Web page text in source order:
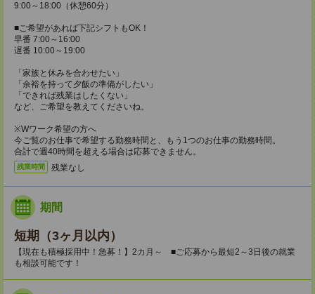
9:00～18:00（休憩60分）
■ご希望があれば下記シフトもOK！
早番 7:00～16:00
遅番 10:00～19:00
「家族と休みを合わせたい」
「余裕を持って夕飯の準備がしたい」
「できれば残業はしたくない」
など、ご希望を教えてくださいね。
※Wワーク希望の方へ
今ご覧のお仕事で希望する勤務時間と、もう1つのお仕事の勤務時間。
合計で週40時間を超える場合は応募できません。
残業時間 残業なし
期間
短期（3ヶ月以内）
【現在も積極採用中！急募！】2カ月～ ■ご応募から最短2～3日後の就業
も相談可能です！